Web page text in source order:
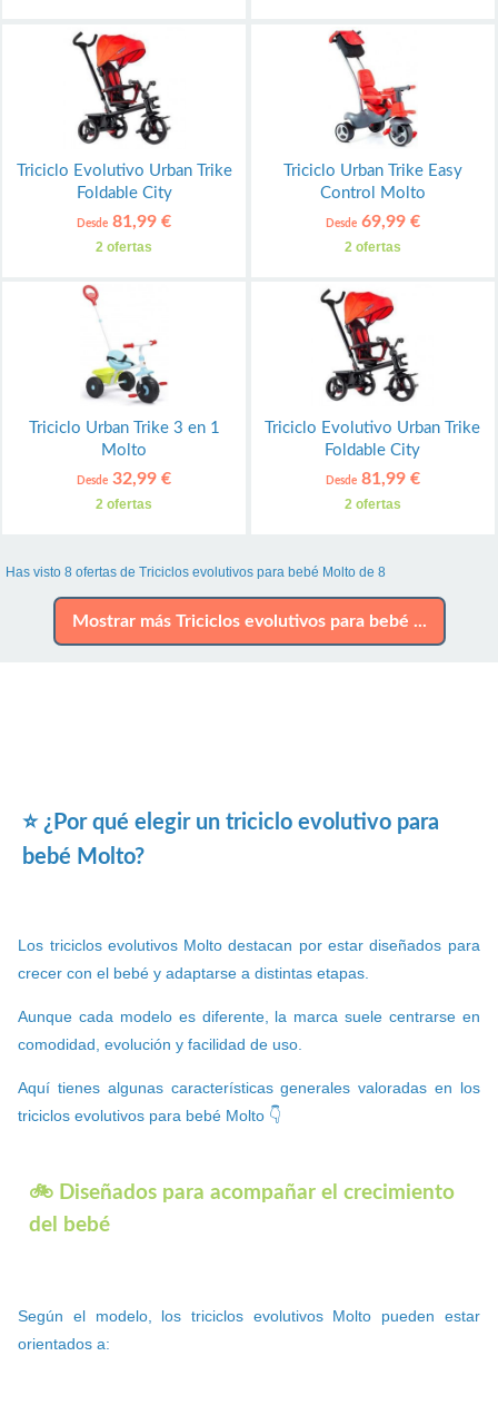
Triciclo Evolutivo Urban Trike
Foldable City
Desde 81,99 €
2 ofertas
Triciclo Urban Trike Easy
Control Molto
Desde69,99 €
2 ofertas
Triciclo Urban Trike 3 en 1
Molto
Desde 32,99 €
2 ofertas
Triciclo Evolutivo Urban Trike
Foldable City
Desde81,99 €
2 ofertas
Has visto 8 ofertas de Triciclos evolutivos para bebé Molto de 8
Mostrar más Triciclos evolutivos para bebé ...
⭐ ¿Por qué elegir un triciclo evolutivo para
bebé Molto?
Los triciclos evolutivos Molto destacan por estar diseñados para
crecer con el bebé y adaptarse a distintas etapas.
Aunque cada modelo es diferente, la marca suele centrarse en
comodidad, evolución y facilidad de uso.
Aquí tienes algunas características generales valoradas en los
triciclos evolutivos para bebé Molto 👇
🚲 Diseñados para acompañar el crecimiento
del bebé
Según el modelo, los triciclos evolutivos Molto pueden estar
orientados a: